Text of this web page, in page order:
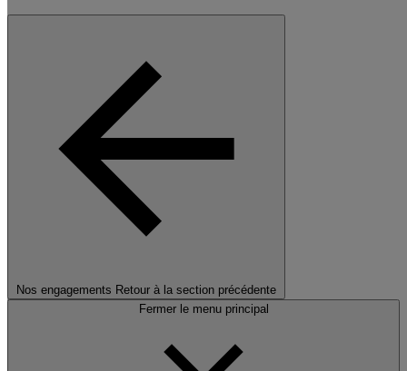
Nos engagements Retour à la section précédente
Fermer le menu principal